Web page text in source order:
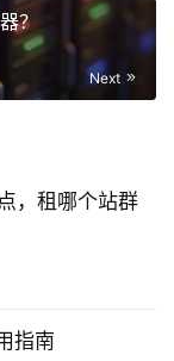
？
Next
，租哪个站群
指南